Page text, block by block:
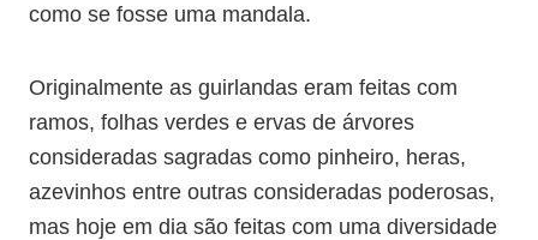
como se fosse uma mandala.
Originalmente as guirlandas eram feitas com
ramos, folhas verdes e ervas de árvores
consideradas sagradas como pinheiro, heras,
azevinhos entre outras consideradas poderosas,
mas hoje em dia são feitas com uma diversidade